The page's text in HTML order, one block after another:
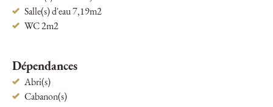
Salle(s) d'eau 7,19m2
WC 2m2
Dépendances
Abri(s)
Cabanon(s)